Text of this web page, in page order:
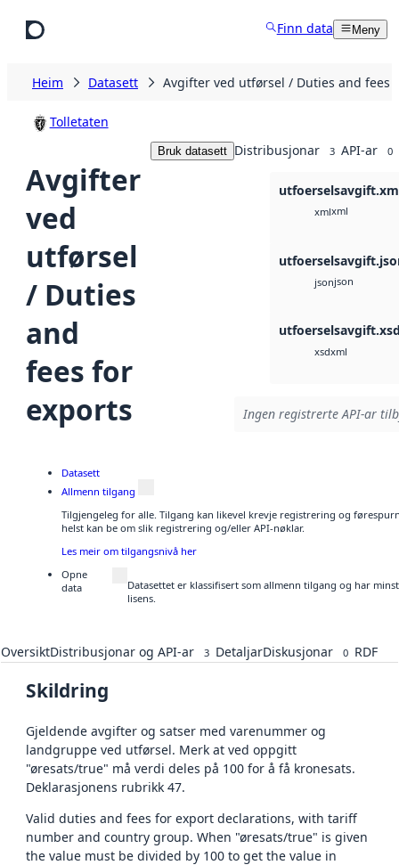
Finn data Meny
Heim Datasett Avgifter ved utførsel / Duties and fees
Tolletaten
Avgifter
ved
utførsel
/ Duties
and
fees for
exports
Bruk datasett Distribusjonar 3 API-ar 0
xmlxml
jsonjson
xsdxml
Ingen registrerte API-ar
Datasett
Allmenn tilgang
Tilgjengeleg for alle. Tilgang kan likevel krevje registrering og
helst kan be om slik registrering og/eller API-nøklar.
Les meir om tilgangsnivå her
Opne
data
Datasettet er klassifisert som allmenn tilgang og har
lisens.
OversiktDistribusjonar og API-ar 3 DetaljarDiskusjonar 0 RDF
Skildring
Gjeldende avgifter og satser med varenummer og
landgruppe ved utførsel. Merk at ved oppgitt
"øresats/true" må verdi deles på 100 for å få kronesats.
Deklarasjonens rubrikk 47.
Valid duties and fees for export declarations, with tariff
number and country group. When "øresats/true" is given
the value must be divided by 100 to get the value in